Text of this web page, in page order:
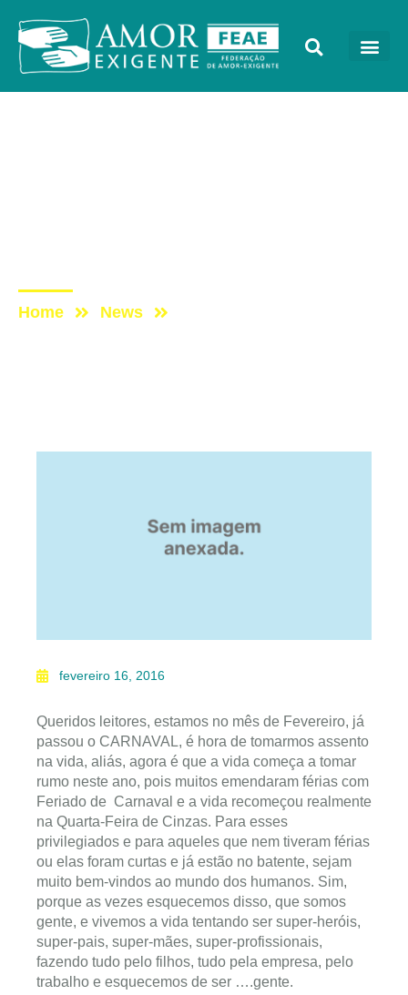
Home News
fevereiro 16, 2016
Queridos leitores, estamos no mês de Fevereiro, já
passou o CARNAVAL, é hora de tomarmos assento
na vida, aliás, agora é que a vida começa a tomar
rumo neste ano, pois muitos emendaram férias com
Feriado de Carnaval e a vida recomeçou realmente
na Quarta-Feira de Cinzas. Para esses
privilegiados e para aqueles que nem tiveram férias
ou elas foram curtas e já estão no batente, sejam
muito bem-vindos ao mundo dos humanos. Sim,
porque as vezes esquecemos disso, que somos
gente, e vivemos a vida tentando ser super-heróis,
super-pais, super-mães, super-profissionais,
fazendo tudo pelo filhos, tudo pela empresa, pelo
trabalho e esquecemos de ser ….gente.